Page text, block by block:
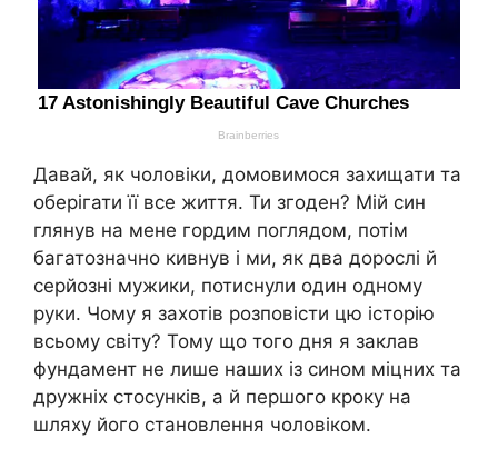
Давай, як чоловіки, домовимося захищати та
оберігати її все життя. Ти згоден? Мій син
глянув на мене гордим поглядом, потім
багатозначно кивнув і ми, як два дорослі й
серйозні мужики, потиснули один одному
руки. Чому я захотів розповісти цю історію
всьому світу? Тому що того дня я заклав
фундамент не лише наших із сином міцних та
дружніх стосунків, а й першого кроку на
шляху його становлення чоловіком.